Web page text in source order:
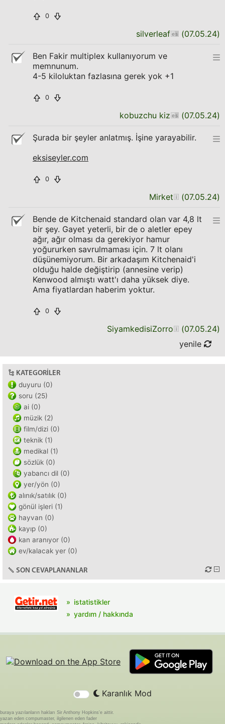
0
silverleaf (07.05.24)
Ben Fakir multiplex kullanıyorum ve
memnunum.
4-5 kiloluktan fazlasına gerek yok +1
0
kobuzchu kiz (07.05.24)
Şurada bir şeyler anlatmış. İşine yarayabilir.
eksiseyler.com
0
Mirket (07.05.24)
Bende de Kitchenaid standard olan var 4,8 lt
bir şey. Gayet yeterli, bir de o aletler epey
ağır, ağır olması da gerekiyor hamur
yoğururken savrulmaması için. 7 lt olanı
düşünemiyorum. Bir arkadaşım Kitchenaid'i
olduğu halde değiştirip (annesine verip)
Kenwood almıştı watt'ı daha yüksek diye.
Ama fiyatlardan haberim yoktur.
0
SiyamkedisiZorro (07.05.24)
yenile
KATEGORILER
duyuru (0)
soru (25)
ai (0)
müzik (2)
film/dizi (0)
teknik (1)
medikal (1)
sözlük (0)
yabancı dil (0)
yer/yön (0)
alınık/satılık (0)
gönül işleri (1)
hayvan (0)
kayıp (0)
kan aranıyor (0)
ev/kalacak yer (0)
SON CEVAPLANANLAR
istatistikler
yardım / hakkında
Karanlık Mod
buraya yazılanların hakları Sir Anthony Hopkins'e aittir.
yazan eden compumaster, ilgilenen eden fader